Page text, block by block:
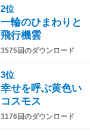
2位
一輪のひまわりと
飛行機雲
3575回のダウンロード
3位
幸せを呼ぶ黄色い
コスモス
3176回のダウンロード